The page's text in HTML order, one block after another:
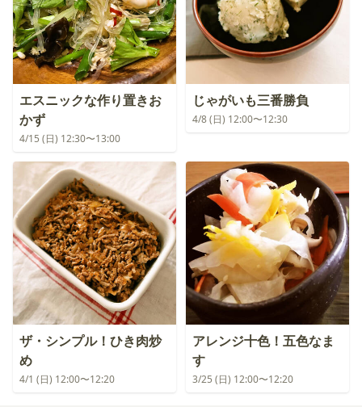
エスニックな作り置きお
かず
4/15 (日) 12:30〜13:00
じゃがいも三番勝負
4/8 (日) 12:00〜12:30
ザ・シンプル！ひき肉炒
め
4/1 (日) 12:00〜12:20
アレンジ十色！五色なま
す
3/25 (日) 12:00〜12:20